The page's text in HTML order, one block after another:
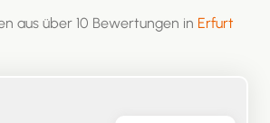
aus über 10 Bewertungen in Erfurt